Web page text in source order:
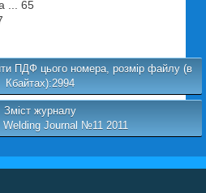
... 65
ПДФ цього номера, розмір файлу (в
Кбайтах):2994
Зміст журналу
Welding Journal №11 2011